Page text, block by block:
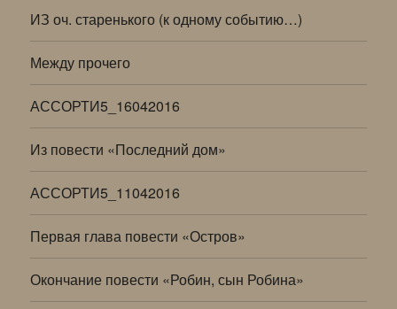
ИЗ оч. старенького (к одному событию…)
Между прочего
АССОРТИ5_16042016
Из повести «Последний дом»
АССОРТИ5_11042016
Первая глава повести «Остров»
Окончание повести «Робин, сын Робина»